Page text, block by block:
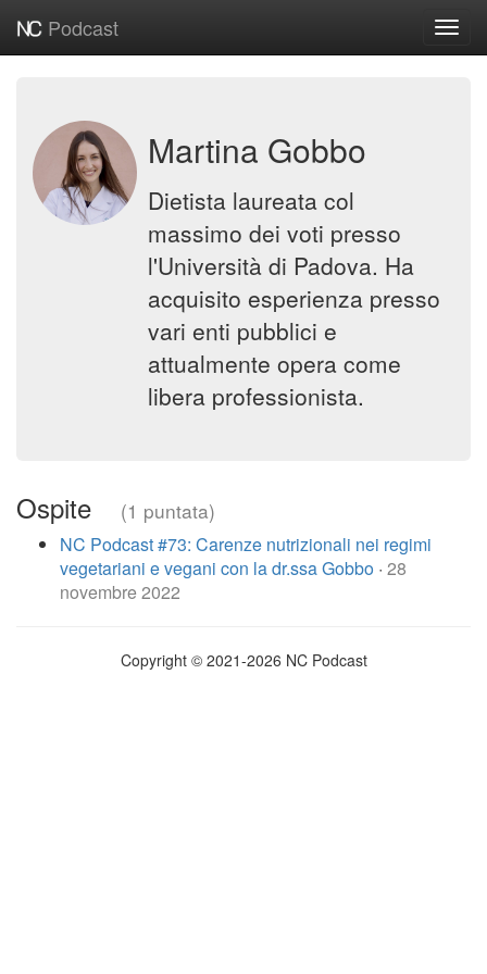
Podcast
Martina Gobbo
Dietista laureata col
massimo dei voti presso
l'Università di Padova. Ha
acquisito esperienza presso
vari enti pubblici e
attualmente opera come
libera professionista.
Ospite (1 puntata)
NC Podcast #73: Carenze nutrizionali nei regimi
vegetariani e vegani con la dr.ssa Gobbo · 28
novembre 2022
Copyright © 2021-2026 NC Podcast